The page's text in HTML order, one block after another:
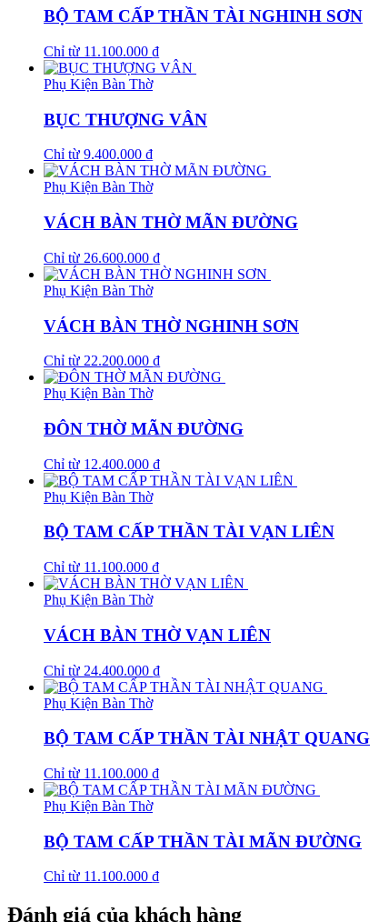
BỘ TAM CẤP THẦN TÀI NGHINH SƠN
Chỉ từ 11.100.000 ₫
Phụ Kiện Bàn Thờ
BỤC THƯỢNG VÂN
Chỉ từ 9.400.000 ₫
Phụ Kiện Bàn Thờ
VÁCH BÀN THỜ MÃN ĐƯỜNG
Chỉ từ 26.600.000 ₫
Phụ Kiện Bàn Thờ
VÁCH BÀN THỜ NGHINH SƠN
Chỉ từ 22.200.000 ₫
Phụ Kiện Bàn Thờ
ĐÔN THỜ MÃN ĐƯỜNG
Chỉ từ 12.400.000 ₫
Phụ Kiện Bàn Thờ
BỘ TAM CẤP THẦN TÀI VẠN LIÊN
Chỉ từ 11.100.000 ₫
Phụ Kiện Bàn Thờ
VÁCH BÀN THỜ VẠN LIÊN
Chỉ từ 24.400.000 ₫
Phụ Kiện Bàn Thờ
BỘ TAM CẤP THẦN TÀI NHẬT QUANG
Chỉ từ 11.100.000 ₫
Phụ Kiện Bàn Thờ
BỘ TAM CẤP THẦN TÀI MÃN ĐƯỜNG
Chỉ từ 11.100.000 ₫
Đánh giá của khách hàng